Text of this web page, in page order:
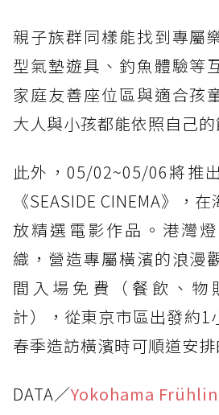
親子族群同樣能找到專屬
型氣墊遊具、釣魚體驗等
家庭友善座位區與適合孩
大人與小孩都能依照自己的
此外，05/02~05/06將推
《SEASIDE CINEMA》，
放精選電影作品。港灣
織，營造專屬橫濱的浪漫
間入場免費（餐飲、物
計），從東京市區出發約1
春季造訪橫濱時可順道安排
DATA／Yokohama